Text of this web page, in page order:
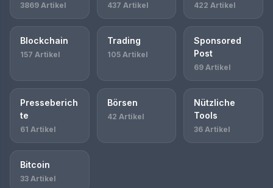
3869 Artikel 437 Artikel 422 Artikel
Blockchain
157 Artikel
Trading
105 Artikel
Sponsored
Post
69 Artikel
Presseberich
te
61 Artikel
Börsen
42 Artikel
Nützliche
Tools
36 Artikel
Bitcoin
33 Artikel